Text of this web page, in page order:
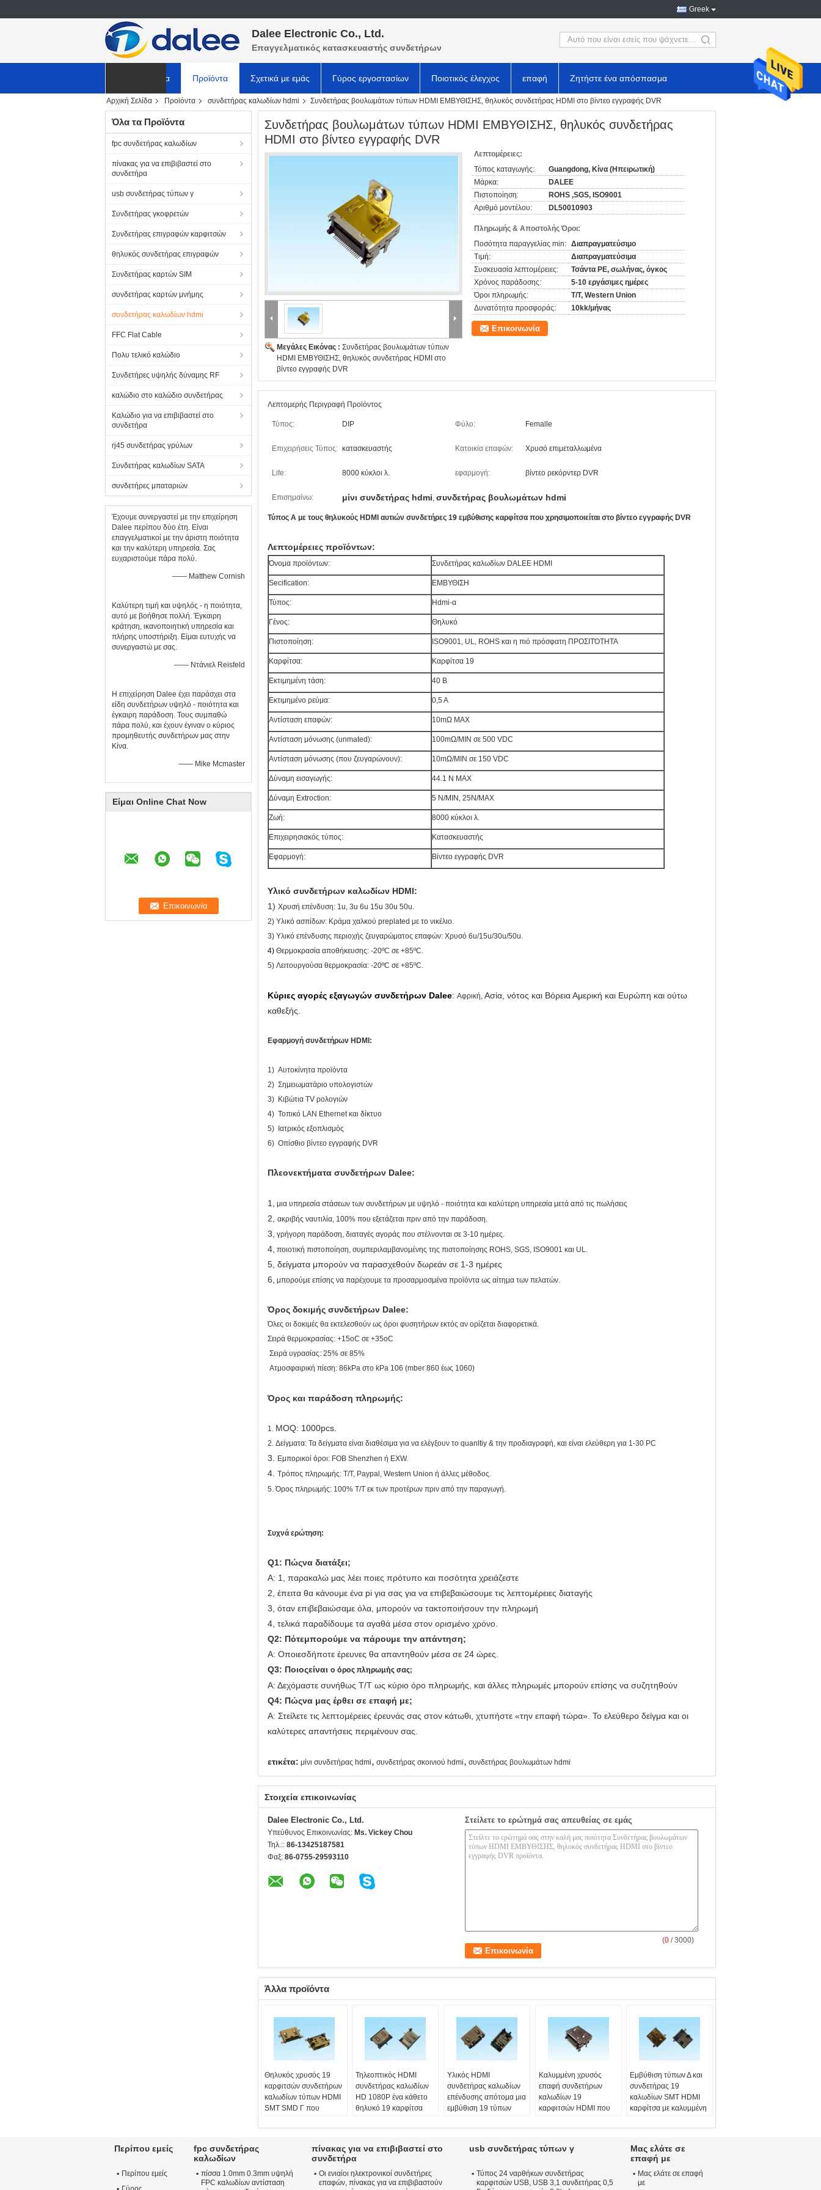
Greek
Dalee Electronic Co., Ltd.
Επαγγελματικός κατασκευαστής συνδετήρων search
Αρχική Σελίδα Προϊόντα Σχετικά με εμάς Γύρος εργοστασίων Ποιοτικός έλεγχος επαφή Ζητήστε ένα απόσπασμα
ΕΙΔΗΣΕΙΣ
Αρχική Σελίδα Προϊόντα συνδετήρας καλωδίων hdmi Συνδετήρας βουλωμάτων τύπων HDMI ΕΜΒΥΘΙΣΗΣ, θηλυκός συνδετήρας HDMI στο βίντεο εγγραφής DVR
Όλα τα Προϊόντα
fpc συνδετήρας καλωδίων
πίνακας για να επιβιβαστεί στο
συνδετήρα
usb συνδετήρας τύπων γ
Συνδετήρας γκοφρετών
Συνδετήρας επιγραφών καρφιτσών
θηλυκός συνδετήρας επιγραφών
Συνδετήρας καρτών SIM
συνδετήρας καρτών μνήμης
συνδετήρας καλωδίων hdmi
FFC Flat Cable
Πολυ τελικό καλώδιο
Συνδετήρες υψηλής δύναμης RF
καλώδιο στο καλώδιο συνδετήρας
Καλώδιο για να επιβιβαστεί στο
συνδετήρα
rj45 συνδετήρας γρύλων
Συνδετήρας καλωδίων SATA
συνδετήρες μπαταριών
Έχουμε συνεργαστεί με την επιχείρηση
Dalee περίπου δύο έτη. Είναι
επαγγελματικοί με την άριστη ποιότητα
και την καλύτερη υπηρεσία. Σας
ευχαριστούμε πάρα πολύ.
—— Matthew Cornish
Καλύτερη τιμή και υψηλός - η ποιότητα,
αυτό με βοήθησε πολλή. Έγκαιρη
κράτηση, ικανοποιητική υπηρεσία και
πλήρης υποστήριξη. Είμαι ευτυχής να
συνεργαστώ με σας.
—— Ντάνιελ Reisfeld
Η επιχείρηση Dalee έχει παράσχει στα
είδη συνδετήρων υψηλό - ποιότητα και
έγκαιρη παράδοση. Τους συμπαθώ
πάρα πολύ, και έχουν έγιναν ο κύριος
προμηθευτής συνδετήρων μας στην
Κίνα.
—— Mike Mcmaster
Είμαι Online Chat Now
Συνδετήρας βουλωμάτων τύπων HDMI ΕΜΒΥΘΙΣΗΣ, θηλυκός συνδετήρας
HDMI στο βίντεο εγγραφής DVR
Μεγάλες Εικόνας : Συνδετήρας βουλωμάτων τύπων
HDMI ΕΜΒΥΘΙΣΗΣ, θηλυκός συνδετήρας HDMI στο
βίντεο εγγραφής DVR
Λεπτομέρειες:
Τόπος καταγωγής:
Guangdong, Κίνα (Ηπειρωτική)
Μάρκα:
DALEE
Πιστοποίηση:
ROHS ,SGS, ISO9001
Αριθμό μοντέλου:
DL50010903
Πληρωμής & Αποστολής Όροι:
Ποσότητα παραγγελίας min: Διαπραγματεύσιμο
Τιμή:
Διαπραγματεύσιμα
Συσκευασία λεπτομέρειες:
Τσάντα PE, σωλήνας, όγκος
Χρόνος παράδοσης:
5-10 εργάσιμες ημέρες
Όροι πληρωμής:
T/T, Western Union
Δυνατότητα προσφοράς:
10kk/μήνας
Επικοινωνία
Λεπτομερής Περιγραφή Προϊόντος
Τύπος: DIP Φύλο: Femalle
Επιχειρήσεις Τύπος: κατασκευαστής Κατοικία επαφών: Χρυσό επιμεταλλωμένα
Life: 8000 κύκλοι λ. εφαρμογή: βίντεο ρεκόρντερ DVR
Επισημαίνω: μίνι συνδετήρας hdmi, συνδετήρας βουλωμάτων hdmi
Τύπος Α με τους θηλυκούς HDMI αυτιών συνδετήρες 19 εμβύθισης καρφίτσα που χρησιμοποιείται στο βίντεο εγγραφής DVR
Λεπτομέρειες προϊόντων:
Όνομα προϊόντων: Συνδετήρας καλωδίων DALEE HDMI
Secification: ΕΜΒΥΘΙΣΗ
Τύπος: Hdmi-α
Γένος: Θηλυκό
Πιστοποίηση: ISO9001, UL, ROHS και η πιό πρόσφατη ΠΡΟΣΙΤΌΤΗΤΑ
Καρφίτσα: Καρφίτσα 19
Εκτιμημένη τάση: 40 Β
Εκτιμημένο ρεύμα: 0,5 Α
Αντίσταση επαφών: 10mΩ MAX
Αντίσταση μόνωσης (unmated): 100mΩ/MIN σε 500 VDC
Αντίσταση μόνωσης (που ζευγαρώνουν): 10mΩ/MIN σε 150 VDC
Δύναμη εισαγωγής: 44.1 Ν MAX
Δύναμη Extroction: 5 N/MIN, 25N/MAX
Ζωή: 8000 κύκλοι λ.
Επιχειρησιακός τύπος: Κατασκευαστής
Εφαρμογή: Βίντεο εγγραφής DVR
Υλικό συνδετήρων καλωδίων HDMI:
1) Χρυσή επένδυση: 1u, 3u 6u 15u 30u 50u.
2) Υλικό ασπίδων: Κράμα χαλκού preplated με το νικέλιο.
3) Υλικό επένδυσης περιοχής ζευγαρώματος επαφών: Χρυσό 6u/15u/30u/50u.
4) Θερμοκρασία αποθήκευσης: -20ºC σε +85ºC.
5) Λειτουργούσα θερμοκρασία: -20ºC σε +85ºC.
Κύριες αγορές εξαγωγών συνδετήρων Dalee: Αφρική, Ασία, νότος και Βόρεια Αμερική και Ευρώπη και ούτω
καθεξής.
Εφαρμογή συνδετήρων HDMI:
1) Αυτοκίνητα προϊόντα
2) Σημειωματάριο υπολογιστών
3) Κιβώτια TV ρολογιών
4) Τοπικό LAN Ethernet και δίκτυο
5) Ιατρικός εξοπλισμός
6) Οπίσθιο βίντεο εγγραφής DVR
Πλεονεκτήματα συνδετήρων Dalee:
1, μια υπηρεσία στάσεων των συνδετήρων με υψηλό - ποιότητα και καλύτερη υπηρεσία μετά από τις πωλήσεις
2, ακριβής ναυτιλία, 100% που εξετάζεται πριν από την παράδοση.
3, γρήγορη παράδοση, διαταγές αγοράς που στέλνονται σε 3-10 ημέρες.
4, ποιοτική πιστοποίηση, συμπεριλαμβανομένης της πιστοποίησης ROHS, SGS, ISO9001 και UL.
5, δείγματα μπορούν να παρασχεθούν δωρεάν σε 1-3 ημέρες
6, μπορούμε επίσης να παρέχουμε τα προσαρμοσμένα προϊόντα ως αίτημα των πελατών.
Όρος δοκιμής συνδετήρων Dalee:
Όλες οι δοκιμές θα εκτελεσθούν ως όροι φυσητήρων εκτός αν ορίζεται διαφορετικά.
Σειρά θερμοκρασίας: +15oC σε +35oC
Σειρά υγρασίας: 25% σε 85%
Ατμοσφαιρική πίεση: 86kPa στο kPa 106 (mber 860 έως 1060)
Όρος και παράδοση πληρωμής:
1. MOQ: 1000pcs.
2. Δείγματα: Τα δείγματα είναι διαθέσιμα για να ελέγξουν το quanltiy & την προδιαγραφή, και είναι ελεύθερη για 1-30 PC
3. Εμπορικοί όροι: FOB Shenzhen ή EXW.
4. Τρόπος πληρωμής: T/T, Paypal, Western Union ή άλλες μέθοδος.
5.Όρος πληρωμής: 100% T/T εκ των προτέρων πριν από την παραγωγή
Συχνά ερώτηση:
Q1: Πώςνα διατάξει;
Α: 1, παρακαλώ μας λέει ποιες πρότυπο και ποσότητα χρειάζεστε
2, έπειτα θα κάνουμε ένα pi για σας για να επιβεβαιώσουμε τις λεπτομέρειες διαταγής
3, όταν επιβεβαιώσαμε όλα, μπορούν να τακτοποιήσουν την πληρωμή
4, τελικά παραδίδουμε τα αγαθά μέσα στον ορισμένο χρόνο.
Q2: Πότεμπορούμε να πάρουμε την απάντηση;
Α: Οποιεσδήποτε έρευνες θα απαντηθούν μέσα σε 24 ώρες.
Q3: Ποιοςείναι ο όρος πληρωμής σας;
Α: Δεχόμαστε συνήθως T/T ως κύριο όρο πληρωμής, και άλλες πληρωμές μπορούν επίσης να συζητηθούν
Q4: Πώςνα μας έρθει σε επαφή με;
Α: Στείλετε τις λεπτομέρειες έρευνάς σας στον κάτωθι, χτυπήστε «την επαφή τώρα». Το ελεύθερο δείγμα και οι
καλύτερες απαντήσεις περιμένουν σας.
ετικέτα: μίνι συνδετήρας hdmi, συνδετήρας σκοινιού hdmi, συνδετήρας βουλωμάτων hdmi
Στοιχεία επικοινωνίας
Dalee Electronic Co., Ltd.
Υπεύθυνος Επικοινωνίας: Ms. Vickey Chou
Τηλ.:: 86-13425187581
Φαξ: 86-0755-29593110
Στείλετε το ερώτημά σας απευθείας σε εμάς
(0 / 3000)
Άλλα προϊόντα
Θηλυκός χρυσός 19
καρφιτσών συνδετήρων
καλωδίων τύπων HDMI
SMT SMD Γ που
Τύπος:SMT
8000 κύκλοι λ.
Επικοινωνήστε με την
αντίσταση:
10MΩ Max
Τηλεοπτικός HDMI
συνδετήρας καλωδίων
HD 1080P ένα κάθετο
θηλυκό 19 καρφίτσα
Τύπος:DIP
Δύναμη παρεμβολής:
44.1 Ν MAX
Επικοινωνήστε με την
αντίσταση:10MΩ Max
Υλικός HDMI
συνδετήρας καλωδίων
επένδυσης απότομα μια
εμβύθιση 19 τύπων
παράθυρα TV
Θερμοκρασία
Genber:Θηλυκό
Καλυμμένη χρυσός
επαφή συνδετήρων
καλωδίων 19
καρφιτσών HDMI που
υπηρεσιών
καρφίτσα:
Κατοικία επαφών:
Χρυσό επιμεταλλωμένα
Εμβύθιση τύπων Δ και
συνδετήρας 19
καλωδίων SMT HDMI
καρφίτσα με καλυμμένη
Τύπος:ΕΜΒΥΘΙΣΗ &
καρφίτσα:19 Π
Life:8000 κύκλοι λ.
Κατοικία επαφών:
Χρυσό επιμεταλλωμένα
Περίπου εμείς
Περίπου εμείς
fpc συνδετήρας
καλωδίων
πίσσα 1.0mm 0.3mm υψηλή
FPC καλωδίων αντίσταση
πίνακας για να επιβιβαστεί στο
συνδετήρα
Οι ενιαίοι ηλεκτρονικοί συνδετήρες
επαφών, πίνακας για να επιβιβαστούν
usb συνδετήρας τύπων γ
Τύπος 24 ναρθήκων συνδετήρας
καρφιτσών USB, USB 3,1 συνδετήρας 0,5
Μας ελάτε σε
επαφή με
Μας ελάτε σε επαφή
με